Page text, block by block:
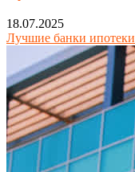
18.07.2025
Лучшие банки ипотеки